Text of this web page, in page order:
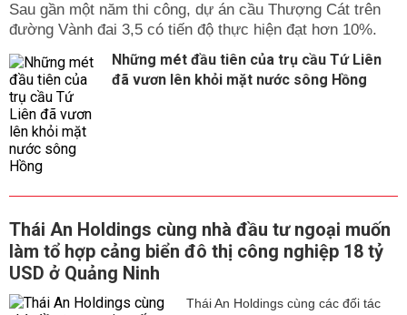
Sau gần một năm thi công, dự án cầu Thượng Cát trên
đường Vành đai 3,5 có tiến độ thực hiện đạt hơn 10%.
Những mét đầu tiên của trụ cầu Tứ Liên
đã vươn lên khỏi mặt nước sông Hồng
Thái An Holdings cùng nhà đầu tư ngoại muốn
làm tổ hợp cảng biển đô thị công nghiệp 18 tỷ
USD ở Quảng Ninh
Thái An Holdings cùng các đối tác